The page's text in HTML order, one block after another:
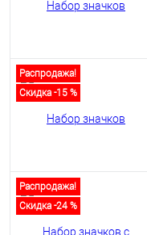
Распродажа!
Скидка -15 %
Распродажа!
Скидка -24 %